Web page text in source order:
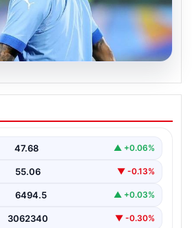
sonrası gerginlik
47.68 ▲ +0.06%
55.06 ▼ -0.13%
6494.5 ▲ +0.03%
3062340 ▼ -0.30%